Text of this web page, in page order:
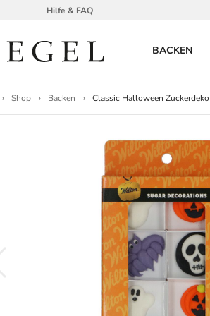
Hilfe & FAQ
BACKEN
Shop Backen Classic Halloween